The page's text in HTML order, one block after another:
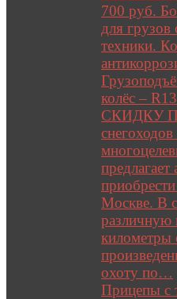
700 руб.
для грузов
техники.
колёс –
СКИДКУ
Москве. В
различную
километры
охоту по…
Прицепы с